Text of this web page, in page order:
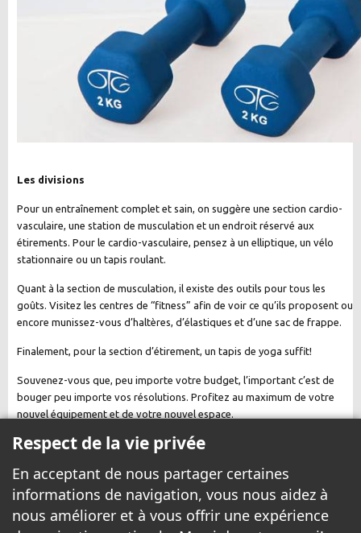
Les divisions
Pour un entraînement complet et sain, on suggère une section cardio-
vasculaire, une station de musculation et un endroit réservé aux
étirements. Pour le cardio-vasculaire, pensez à un elliptique, un vélo
stationnaire ou un tapis roulant.
Quant à la section de musculation, il existe des outils pour tous les
goûts. Visitez les centres de “fitness” afin de voir ce qu’ils proposent ou
encore munissez-vous d’haltères, d’élastiques et d’une sac de frappe.
Finalement, pour la section d’étirement, un tapis de yoga suffit!
Souvenez-vous que, peu importe votre budget, l’important c’est de
bouger peu importe vos résolutions. Profitez au maximum de votre
nouvel équipement et de votre nouvel espace.
Respect de la vie privée
En acceptant de nous partager certaines
informations de navigation, vous nous aidez à
nous améliorer et à vous offrir une expérience